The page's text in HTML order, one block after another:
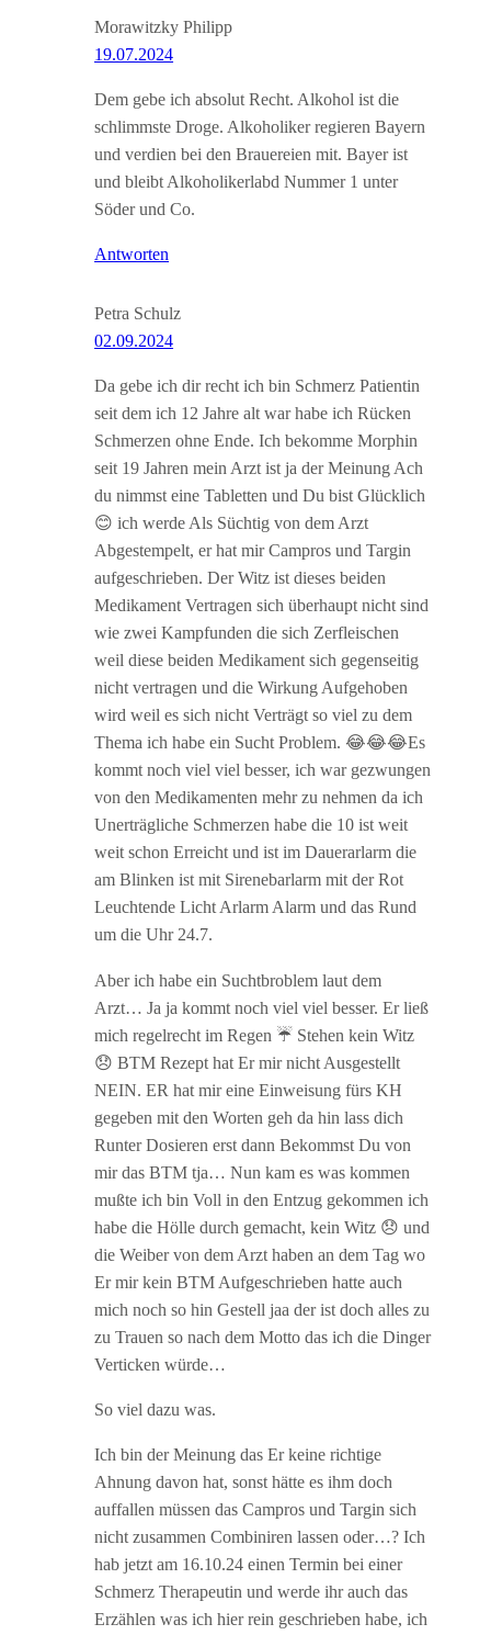
Morawitzky Philipp
19.07.2024
Dem gebe ich absolut Recht. Alkohol ist die
schlimmste Droge. Alkoholiker regieren Bayern
und verdien bei den Brauereien mit. Bayer ist
und bleibt Alkoholikerlabd Nummer 1 unter
Söder und Co.
Antworten
Petra Schulz
02.09.2024
Da gebe ich dir recht ich bin Schmerz Patientin
seit dem ich 12 Jahre alt war habe ich Rücken
Schmerzen ohne Ende. Ich bekomme Morphin
seit 19 Jahren mein Arzt ist ja der Meinung Ach
du nimmst eine Tabletten und Du bist Glücklich
😊 ich werde Als Süchtig von dem Arzt
Abgestempelt, er hat mir Campros und Targin
aufgeschrieben. Der Witz ist dieses beiden
Medikament Vertragen sich überhaupt nicht sind
wie zwei Kampfunden die sich Zerfleischen
weil diese beiden Medikament sich gegenseitig
nicht vertragen und die Wirkung Aufgehoben
wird weil es sich nicht Verträgt so viel zu dem
Thema ich habe ein Sucht Problem. 😂😂😂Es
kommt noch viel viel besser, ich war gezwungen
von den Medikamenten mehr zu nehmen da ich
Unerträgliche Schmerzen habe die 10 ist weit
weit schon Erreicht und ist im Dauerarlarm die
am Blinken ist mit Sirenebarlarm mit der Rot
Leuchtende Licht Arlarm Alarm und das Rund
um die Uhr 24.7.
Aber ich habe ein Suchtbroblem laut dem
Arzt… Ja ja kommt noch viel viel besser. Er ließ
mich regelrecht im Regen ☔ Stehen kein Witz
😞 BTM Rezept hat Er mir nicht Ausgestellt
NEIN. ER hat mir eine Einweisung fürs KH
gegeben mit den Worten geh da hin lass dich
Runter Dosieren erst dann Bekommst Du von
mir das BTM tja… Nun kam es was kommen
mußte ich bin Voll in den Entzug gekommen ich
habe die Hölle durch gemacht, kein Witz 😞 und
die Weiber von dem Arzt haben an dem Tag wo
Er mir kein BTM Aufgeschrieben hatte auch
mich noch so hin Gestell jaa der ist doch alles zu
zu Trauen so nach dem Motto das ich die Dinger
Verticken würde…
So viel dazu was.
Ich bin der Meinung das Er keine richtige
Ahnung davon hat, sonst hätte es ihm doch
auffallen müssen das Campros und Targin sich
nicht zusammen Combiniren lassen oder…? Ich
hab jetzt am 16.10.24 einen Termin bei einer
Schmerz Therapeutin und werde ihr auch das
Erzählen was ich hier rein geschrieben habe, ich